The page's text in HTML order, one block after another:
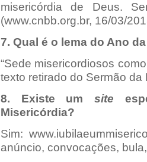
misericórdia de Deus.
(www.cnbb.org.br, 16/03/
7. Qual é o lema do Ano
“Sede misericordiosos
texto retirado do Sermão
8. Existe umsite
Misericórdia?
Sim:
anúncio, convocações,